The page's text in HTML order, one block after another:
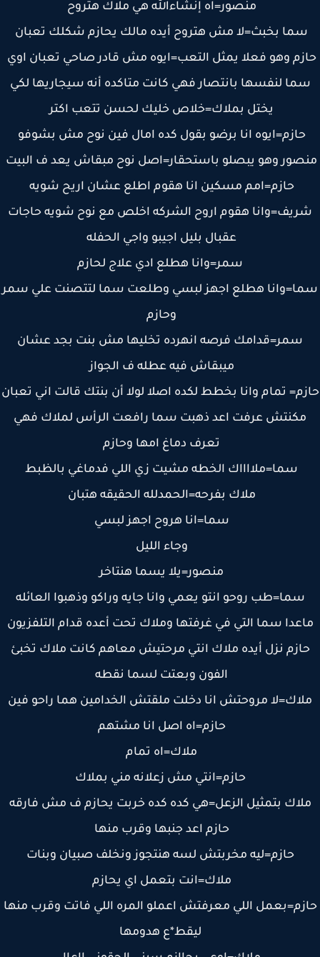
منصور=اه إنشاءالله هي ملاك هتروح
سما بخبث=لا مش هتروح أيده مالك يحازم شكلك تعبان
وهو فعلا يمثل التعب=ايوه مش قادر صاحي تعبان اوي
لنفسها بانتصار فهي كانت متاكده أنه سيجاريها لكي
يختل بملاك=خلاص خليك لحسن تتعب اكتر
حازم=ايوه انا برضو بقول كده امال فين نوح مش بشوفو
وهو يبصلو باستحقار=اصل نوح مبقاش يعد ف البيت
حازم=امم مسكين انا هقوم اطلع عشان اريح شويه
هقوم اروح الشركه اخلص مع نوح شويه حاجات
عقبال بليل اجيبو واجي الحفله
سمر=وانا هطلع ادي علاج لحازم
هطلع اجهز لبسي وطلعت سما لتتصنت علي سمر
وحازم
سمر=قدامك فرصه انهرده تخليها مش بنت بجد عشان
ميبقاش فيه عطله ف الجواز
تمام وانا بخطط لكده اصلا لولا أن بنتك قالت اني تعبان
مكنتش عرفت اعد ذهبت سما رافعت الرأس لملاك فهي
تعرف دماغ امها وحازم
سما=ملااااك الخطه مشيت زي اللي فدماغي بالظبط
ملاك بفرحه=الحمدلله الحقيقه هتبان
سما=انا هروح اجهز لبسي
وجاء الليل
منصور=يلا يسما هنتاخر
سما=طب روحو انتو يعمي وانا جايه وراكو وذهبوا العائله
سما التي في غرفتها وملاك تحت أعده قدام التلفزيون
نزل أيده ملاك انتي مرحتيش معاهم كانت ملاك تخبئ
الفون وبعتت لسما نقطه
مروحتش انا دخلت ملقتش الخدامين هما راحو فين
حازم=اه اصل انا مشتهم
ملاك=اه تمام
حازم=انتي مش زعلانه مني بملاك
بتمثيل الزعل=هي كده كده خربت يحازم ف مش فارقه
حازم اعد جنبها وقرب منها
حازم=ليه مخربتش لسه هنتجوز ونخلف صبيان وبنات
ملاك=انت بتعمل اي يحازم
اللي معرفتش اعملو المره اللي فاتت وقرب منها
ليقط*ع هدومها